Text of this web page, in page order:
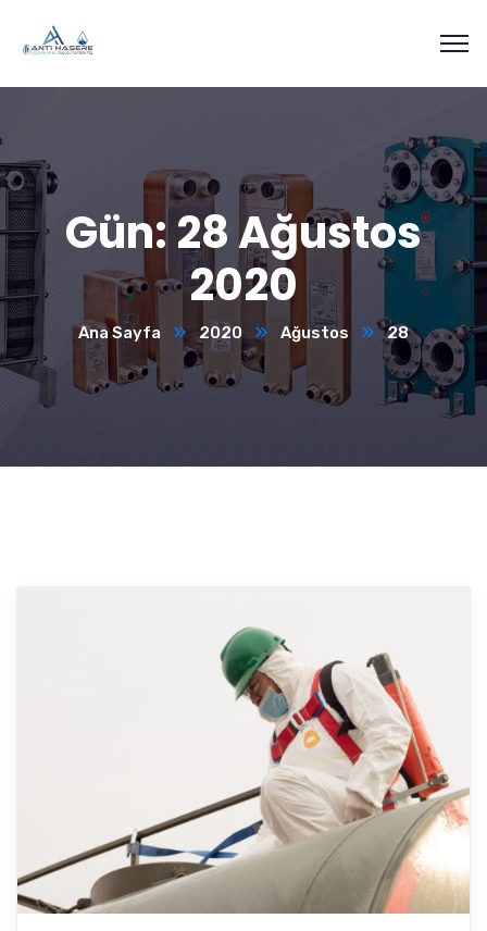
Gün: 28 Ağustos
2020
Ana Sayfa 2020 Ağustos 28